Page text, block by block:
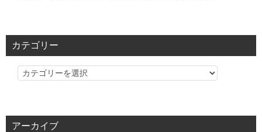
カテゴリー
カ
リ
アーカイブ